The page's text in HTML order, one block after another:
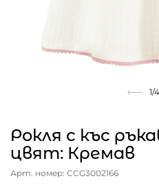
1/4
Рокля с къс
цвят: Кремав
Арт. номер: CCG3002166